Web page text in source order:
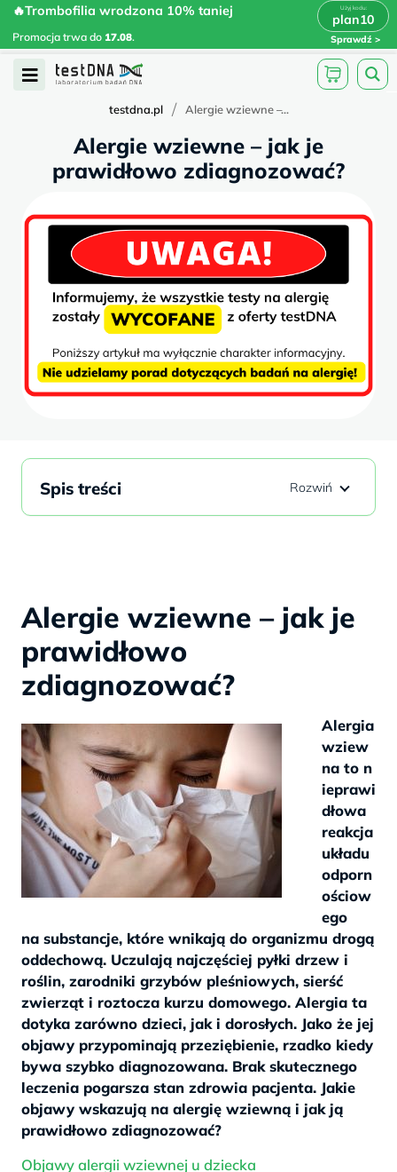
Skip
content
🔥Trombofilia wrodzona 10% taniej
Promocja trwa do 17.08.
plan10
Sprawdź
🔥Trombofilia wrodzona 10% taniej
plan10 x
Open
testdna.pl / Alergie wziewne –...
Alergie wziewne – jak je
prawidłowo zdiagnozować?
Alergie wziewne – jak je
prawidłowo
zdiagnozować?
Alergia
wziew
na to n
ieprawi
dłowa
reakcja
układu
odporn
ościow
ego
na substancje, które wnikają do organizmu drogą
oddechową. Uczulają najczęściej pyłki drzew i
roślin, zarodniki grzybów pleśniowych, sierść
zwierząt i roztocza kurzu domowego. Alergia ta
dotyka zarówno dzieci, jak i dorosłych. Jako że jej
objawy przypominają przeziębienie, rzadko kiedy
bywa szybko diagnozowana. Brak skutecznego
leczenia pogarsza stan zdrowia pacjenta. Jakie
objawy wskazują na alergię wziewną i jak ją
prawidłowo zdiagnozować?
Objawy alergii wziewnej u dziecka
Spis treści